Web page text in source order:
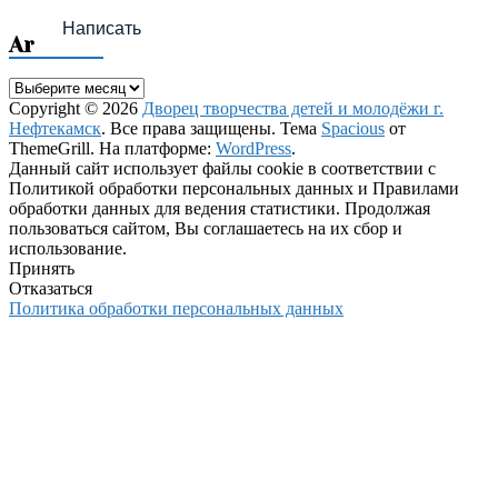
Написать
Archives
Archives
Copyright © 2026 Дворец творчества детей и молодёжи г.
Нефтекамск. Все права защищены. Тема Spacious от
ThemeGrill. На платформе: WordPress.
Данный сайт использует файлы cookie в соответствии с
Политикой обработки персональных данных и Правилами
обработки данных для ведения статистики. Продолжая
пользоваться сайтом, Вы соглашаетесь на их сбор и
использование.
Принять
Отказаться
Политика обработки персональных данных